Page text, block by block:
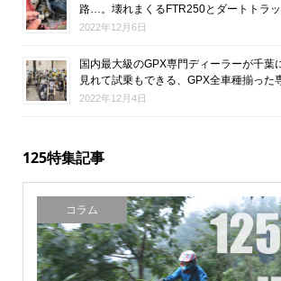
路…。壊れまくるFTR250とダートトラ
2022年12月6日
国内最大級のGPX専門ディーラーが千葉
見れて試乗もできる、GPX全車種揃った
2022年12月4日
125特集記事
コラム